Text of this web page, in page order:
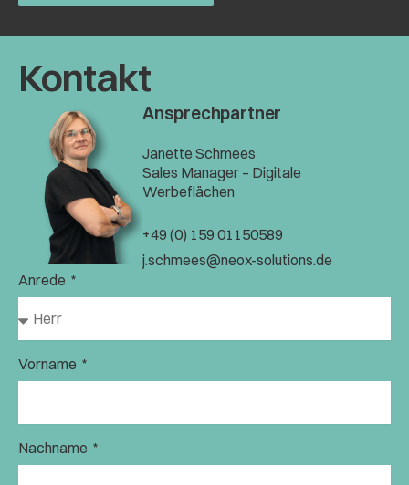
Kontakt
Ansprechpartner
Janette Schmees
Sales Manager – Digitale
Werbeflächen
+49 (0) 159 01150589
j.schmees@neox-solutions.de
Anrede
Vorname
Nachname